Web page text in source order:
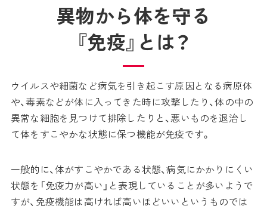
異物から体を守る
『免疫』とは？
ウイルスや細菌など病気を引き起こす原因となる病原体
や、毒素などが体に入ってきた時に攻撃したり、体の中の
異常な細胞を見つけて排除したりと、悪いものを退治し
て体をすこやかな状態に保つ機能が免疫です。
一般的に、体がすこやかである状態、病気にかかりにくい
状態を「免疫力が高い」と表現していることが多いようで
すが、免疫機能は高ければ高いほどいいというものでは